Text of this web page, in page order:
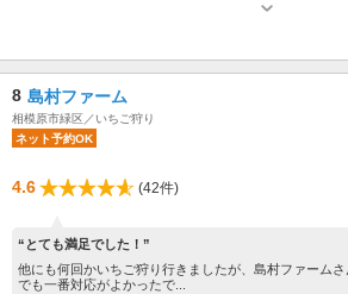
オープン：9:00~16:00 受付時間：予約時間10分前
8 島村ファーム
相模原市緑区／いちご狩り
ネット予約OK
4.6 (42件)
“とても満足でした！”
他にも何回かいちご狩り行きましたが、島村ファーム
でも一番対応がよかったで...